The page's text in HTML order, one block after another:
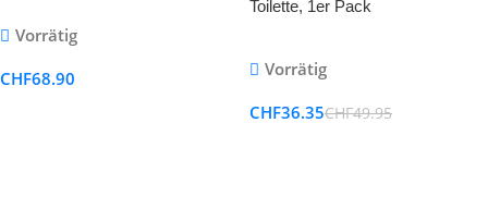
Vorrätig
CHF68.90
Toilette, 1er Pack
Vorrätig
CHF36.35CHF49.95